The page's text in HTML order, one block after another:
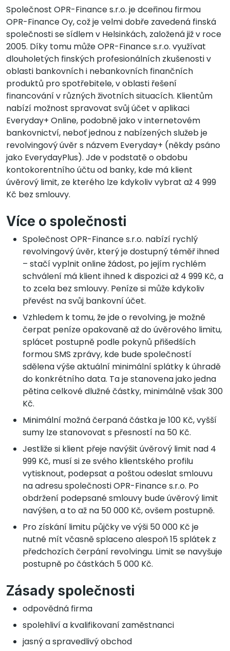
Společnost OPR-Finance s.r.o. je dceřinou firmou
OPR-Finance Oy, což je velmi dobře zavedená finská
společnosti se sídlem v Helsinkách, založená již v roce
2005. Díky tomu může OPR-Finance s.r.o. využívat
dlouholetých finských profesionálních zkušenosti v
oblasti bankovních i nebankovních finančních
produktů pro spotřebitele, v oblasti řešení
financování v různých životních situacích. Klientům
nabízí možnost spravovat svůj účet v aplikaci
Everyday+ Online, podobně jako v internetovém
bankovnictví, neboť jednou z nabízených služeb je
revolvingový úvěr s názvem Everyday+ (někdy psáno
jako EverydayPlus). Jde v podstatě o obdobu
kontokorentního účtu od banky, kde má klient
úvěrový limit, ze kterého lze kdykoliv vybrat až 4 999
Kč bez smlouvy.
Více o společnosti
Společnost OPR-Finance s.r.o. nabízí rychlý
revolvingový úvěr, který je dostupný téměř ihned
– stačí vyplnit online žádost, po jejím rychlém
schválení má klient ihned k dispozici až 4 999 Kč, a
to zcela bez smlouvy. Peníze si může kdykoliv
převést na svůj bankovní účet.
Vzhledem k tomu, že jde o revolving, je možné
čerpat peníze opakovaně až do úvěrového limitu,
splácet postupně podle pokynů přišedších
formou SMS zprávy, kde bude společností
sdělena výše aktuální minimální splátky k úhradě
do konkrétního data. Ta je stanovena jako jedna
pětina celkové dlužné částky, minimálně však 300
Kč.
Minimální možná čerpaná částka je 100 Kč, vyšší
sumy lze stanovovat s přesností na 50 Kč.
Jestliže si klient přeje navýšit úvěrový limit nad 4
999 Kč, musí si ze svého klientského profilu
vytisknout, podepsat a poštou odeslat smlouvu
na adresu společnosti OPR-Finance s.r.o. Po
obdržení podepsané smlouvy bude úvěrový limit
navýšen, a to až na 50 000 Kč, ovšem postupně.
Pro získání limitu půjčky ve výši 50 000 Kč je
nutné mít včasně splaceno alespoň 15 splátek z
předchozích čerpání revolvingu. Limit se navyšuje
postupně po částkách 5 000 Kč.
Zásady společnosti
odpovědná firma
spolehliví a kvalifikovaní zaměstnanci
jasný a spravedlivý obchod